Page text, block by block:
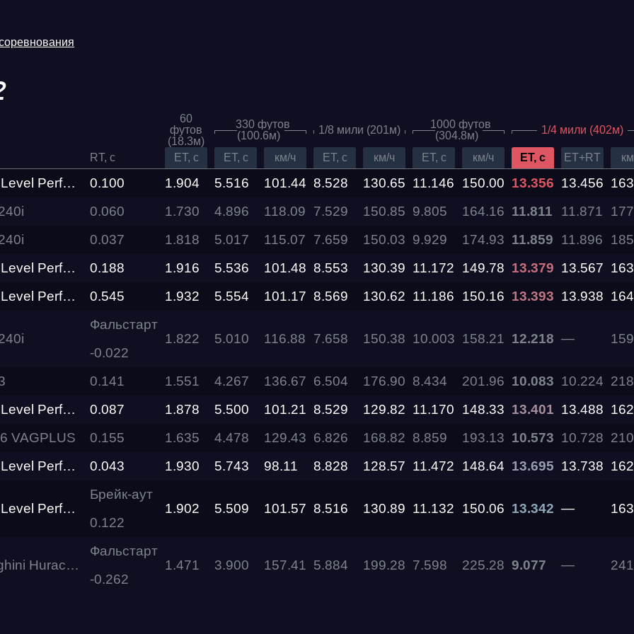
Трасса Дата проведения
Racepark
04.10.2026
RDRC
12.09.2026 —
Evolution
Racepark
05.09.2026 —
06.09.2026
Racepark
30.08.2026
RDRC
Racepark
27.08.2026
Racepark
60
футов
(18.3м)
330 футов
(100.6м)
1/8 мили (201м)
1000 футов
(304.8м)
1/4 мили (402м)
RT, c ET, c ET, c км/ч ET, c км/ч ET, c км/ч ET, c ET+RT
Performance 0.100 1.904 5.516 101.44 8.528 130.65 11.146 150.00 13.356 13.456
0.060 1.730 4.896 118.09 7.529 150.85 9.805 164.16 11.811 11.871
0.037 1.818 5.017 115.07 7.659 150.03 9.929 174.93 11.859 11.896
Performance 0.188 1.916 5.536 101.48 8.553 130.39 11.172 149.78 13.379 13.567
Performance 0.545 1.932 5.554 101.17 8.569 130.62 11.186 150.16 13.393 13.938
Фальстарт
-0.022
1.822 5.010 116.88 7.658 150.38 10.003 158.21 12.218 —
0.141 1.551 4.267 136.67 6.504 176.90 8.434 201.96 10.083 10.224
Performance 0.087 1.878 5.500 101.21 8.529 129.82 11.170 148.33 13.401 13.488
VAGPLUS 0.155 1.635 4.478 129.43 6.826 168.82 8.859 193.13 10.573 10.728
Performance 0.043 1.930 5.743 98.11 8.828 128.57 11.472 148.64 13.695 13.738
Performance
Брейк-аут
0.122
1.902 5.509 101.57 8.516 130.89 11.132 150.06 13.342 —
4 HULK Gosha Turbo Tech
Фальстарт
-0.262
1.471 3.900 157.41 5.884 199.28 7.598 225.28 9.077 —